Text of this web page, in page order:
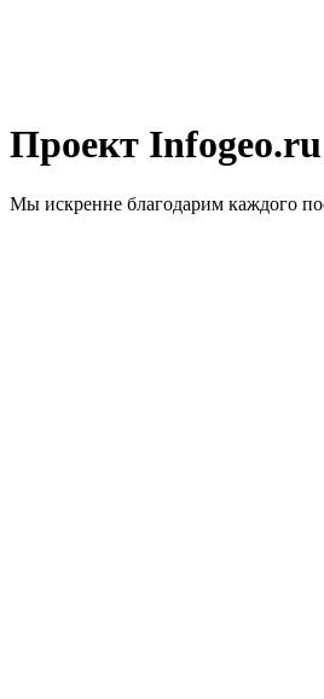
Проект
Мы искренне благодарим каждого